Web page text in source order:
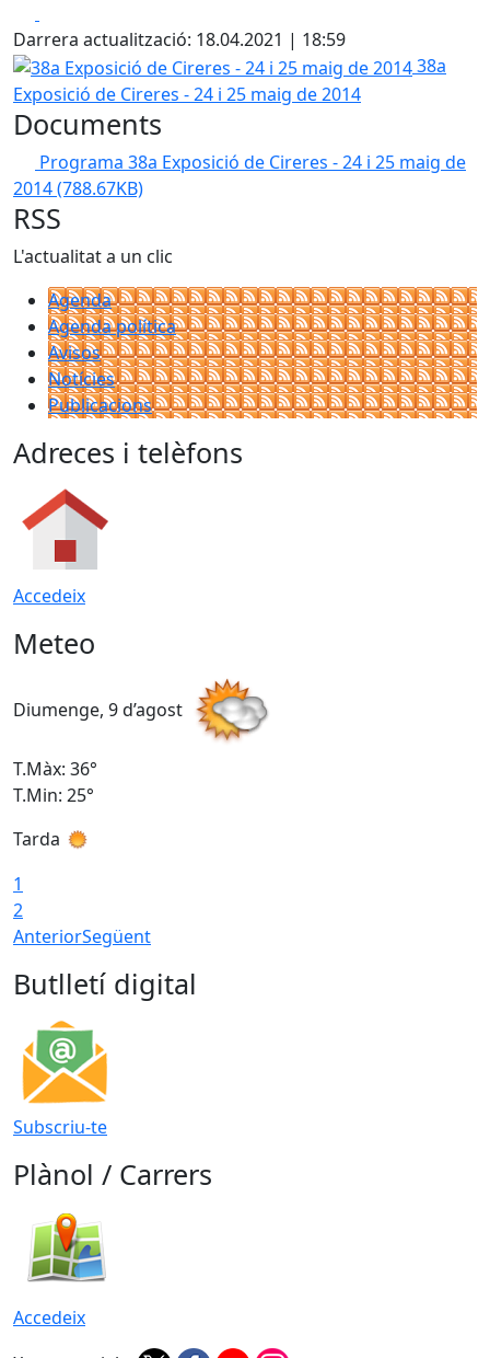
Darrera actualització: 18.04.2021 | 18:59
38a Exposició de Cireres - 24 i 25 maig de 2014
38a
Exposició de Cireres - 24 i 25 maig de 2014
Documents
Programa 38a Exposició de Cireres - 24 i 25 maig de
2014(788.67KB)
RSS
L'actualitat a un clic
Agenda
Agenda política
Avisos
Notícies
Publicacions
Adreces i telèfons
Accedeix
Meteo
Diumenge, 9 d’agost
T.Màx: 36°
T.Min: 25°
Tarda
1
2
AnteriorSegüent
Butlletí digital
Subscriu-te
Plànol / Carrers
Accedeix